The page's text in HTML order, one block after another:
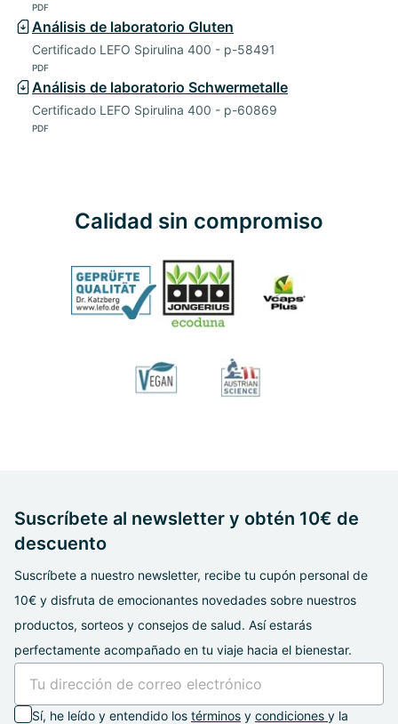
PDF
Análisis de laboratorio Gluten
Certificado LEFO Spirulina 400 - p-58491
PDF
Análisis de laboratorio Schwermetalle
Certificado LEFO Spirulina 400 - p-60869
PDF
Calidad sin compromiso
Suscríbete al newsletter y obtén 10€ de
descuento
Suscríbete a nuestro newsletter, recibe tu cupón personal de
10€ y disfruta de emocionantes novedades sobre nuestros
productos, sorteos y consejos de salud. Así estarás
perfectamente acompañado en tu viaje hacia el bienestar.
Sí, he leído y entendido los términos y condiciones y la